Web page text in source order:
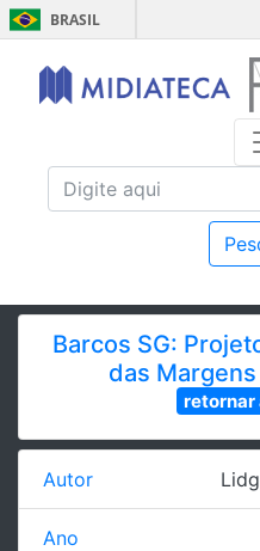
BRASIL
Barcos SG:
das
retornar
Autor
Ano